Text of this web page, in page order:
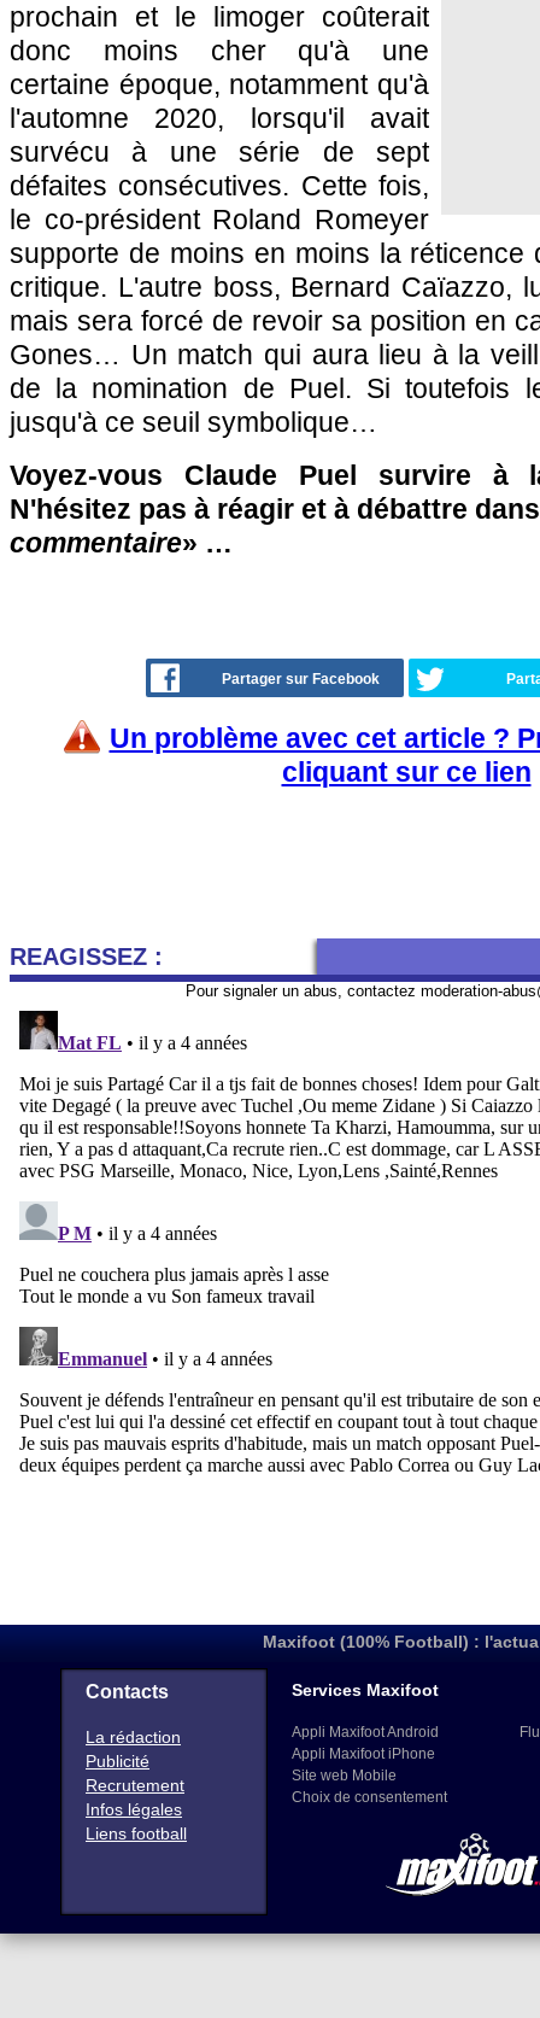
prochain et le limoger coûterait
donc moins cher qu'à une
certaine époque, notamment qu'à
l'automne 2020, lorsqu'il avait
survécu à une série de sept
défaites consécutives. Cette fois,
le co-président Roland Romeyer
supporte de moins en moins la réticence
critique. L'autre boss, Bernard Caïazzo,
mais sera forcé de revoir sa position en
Gones… Un match qui aura lieu à la
de la nomination de Puel. Si toutefois
jusqu'à ce seuil symbolique…
Voyez-vous Claude Puel survire à
N'hésitez pas à réagir et à débattre
commentaire» …
Partager sur Facebook
Un problème avec cet article ?
cliquant sur ce lien
REAGISSEZ :
Pour signaler un abus, contactez moderation-
Maxifoot (100% Football) :
Contacts
La rédaction
Publicité
Recrutement
Infos légales
Liens football
Services Maxifoot
Appli Maxifoot Android
Appli Maxifoot iPhone
Site web Mobile
Choix de consentement